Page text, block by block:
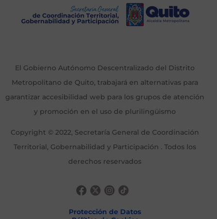
El Gobierno Autónomo Descentralizado del Distrito
Metropolitano de Quito, trabajará en alternativas para
garantizar accesibilidad web para los grupos de atención
y promoción en el uso de plurilingüismo
Copyright © 2022, Secretaría General de Coordinación
Territorial, Gobernabilidad y Participación . Todos los
derechos reservados
Protección de Datos